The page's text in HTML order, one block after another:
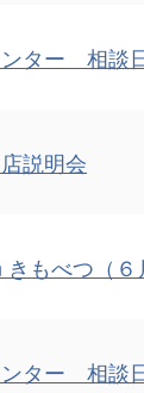
ター 相談
説明会
もべつ（６
ター 相談